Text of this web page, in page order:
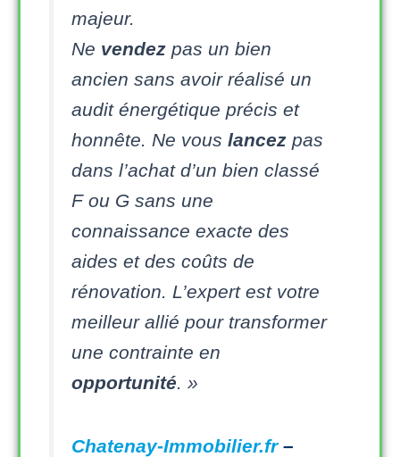
majeur.
Ne vendezpas un bien
ancien sans avoir réalisé un
audit énergétique précis et
honnête. Ne vous lancezpas
dans l’achat d’un bien classé
F ou G sans une
connaissance exacte des
aides et des coûts de
rénovation. L’expert est votre
meilleur allié pour transformer
une contrainte en
opportunité. »
Chatenay-Immobilier.fr–